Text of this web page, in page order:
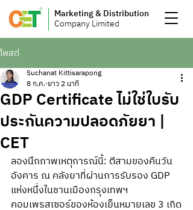
Marketing & Distribution
Company Limited
โพสต์
GDP Certificate ไม่ใช่ใบรับ
ประกันความปลอดภัยยา |
CET
Suchanat Kittisarapong
8 ก.ค. ยาว 2 นาที
ลองนึกภาพเหตุการณ์นี้: ตีสามของคืนวัน
อังคาร ณ คลังยาที่ผ่านการรับรอง GDP
แห่งหนึ่งในชานเมืองกรุงเทพฯ
คอมเพรสเซอร์ของห้องเย็นหมายเลข 3 เกิด